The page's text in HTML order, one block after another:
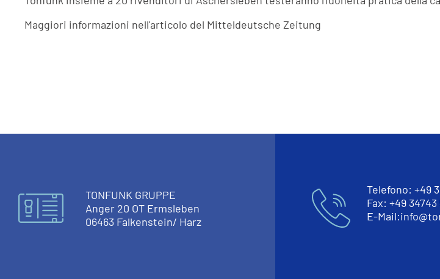
Maggiori informazioni nell'articolo del Mitteldeutsche Zeitung
TONFUNK GRUPPE
Anger 20 OT Ermsleben
06463 Falkenstein/ Harz
Telefono: +49
Fax: +49
E-Mail:info@